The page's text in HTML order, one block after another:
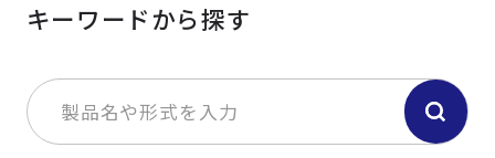
キーワードから探す